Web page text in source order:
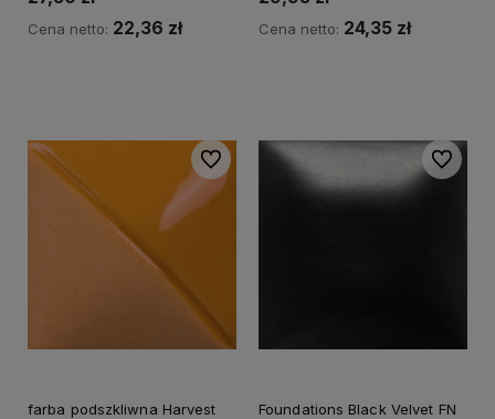
Cena netto: 22,36 zł Cena netto: 24,35 zł
farba podszkliwna Harvest
Do ulubionych
Foundations Black Velvet FN
Do